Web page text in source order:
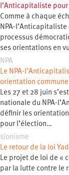
l’Anticapitaliste
Comme à chaque
NPA-
processus
ses orientations en
NPA
Le NPA-
orientation
Les 27 et 28 juin
nationale du NPA-
définir les
pour l’élection…
sionisme
Le retour de la loi
Le projet de loi de «
par la lutte contre le